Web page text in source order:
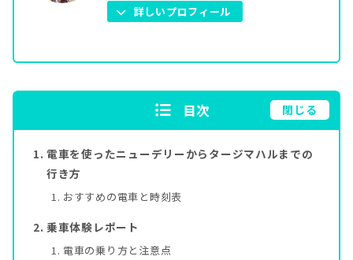
詳しいプロフィール
目次 閉じる
電車を使ったニューデリーからタージマハルまでの
行き方
おすすめの電車と時刻表
乗車体験レポート
電車の乗り方と注意点